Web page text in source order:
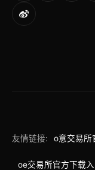
友情链接: o意交易所
oe交易所官方下载